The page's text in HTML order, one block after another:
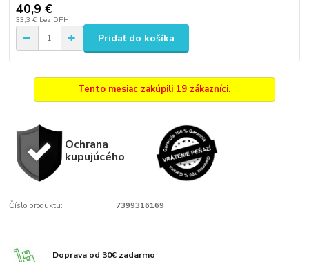
40,9 €
33,3 € bez DPH
Pridať do košíka
Tento mesiac zakúpili 19 zákazníci.
Ochrana
kupujúcého
Číslo produktu: 7399316169
Doprava od 30€ zadarmo